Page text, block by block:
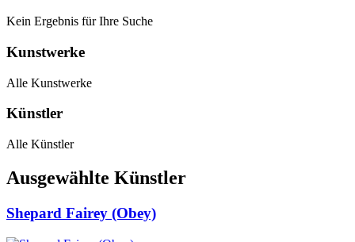
Kein Ergebnis für Ihre Suche
Kunstwerke
Alle Kunstwerke
Künstler
Alle Künstler
Ausgewählte Künstler
Shepard Fairey (Obey)